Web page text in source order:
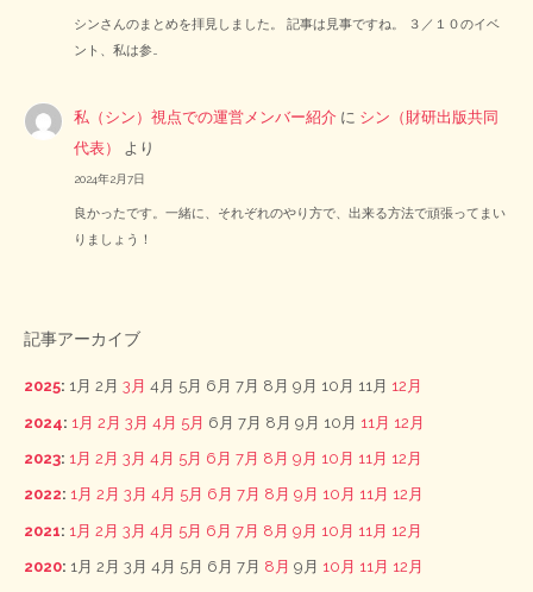
シンさんのまとめを拝見しました。 記事は見事ですね。 ３／１０のイベ
ント、私は参…
私（シン）視点での運営メンバー紹介 に シン（財研出版共同
代表）
より
2024年2月7日
良かったです。一緒に、それぞれのやり方で、出来る方法で頑張ってまい
りましょう！
記事アーカイブ
2025: 1月 2月 3月 4月 5月 6月 7月 8月 9月 10月 11月 12月
2024: 1月 2月 3月 4月 5月 6月 7月 8月 9月 10月 11月 12月
2023: 1月 2月 3月 4月 5月 6月 7月 8月 9月 10月 11月 12月
2022: 1月 2月 3月 4月 5月 6月 7月 8月 9月 10月 11月 12月
2021: 1月 2月 3月 4月 5月 6月 7月 8月 9月 10月 11月 12月
2020: 1月 2月 3月 4月 5月 6月 7月 8月 9月 10月 11月 12月